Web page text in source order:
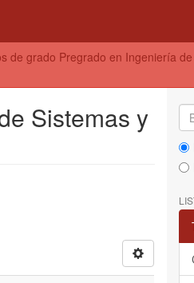
de grado Pregrado en Ingeniería
Sistemas y